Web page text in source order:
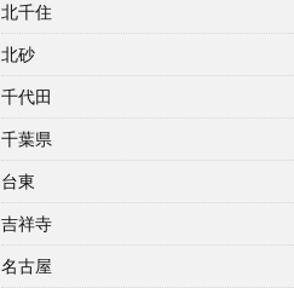
北千住
北砂
千代田
千葉県
台東
吉祥寺
名古屋